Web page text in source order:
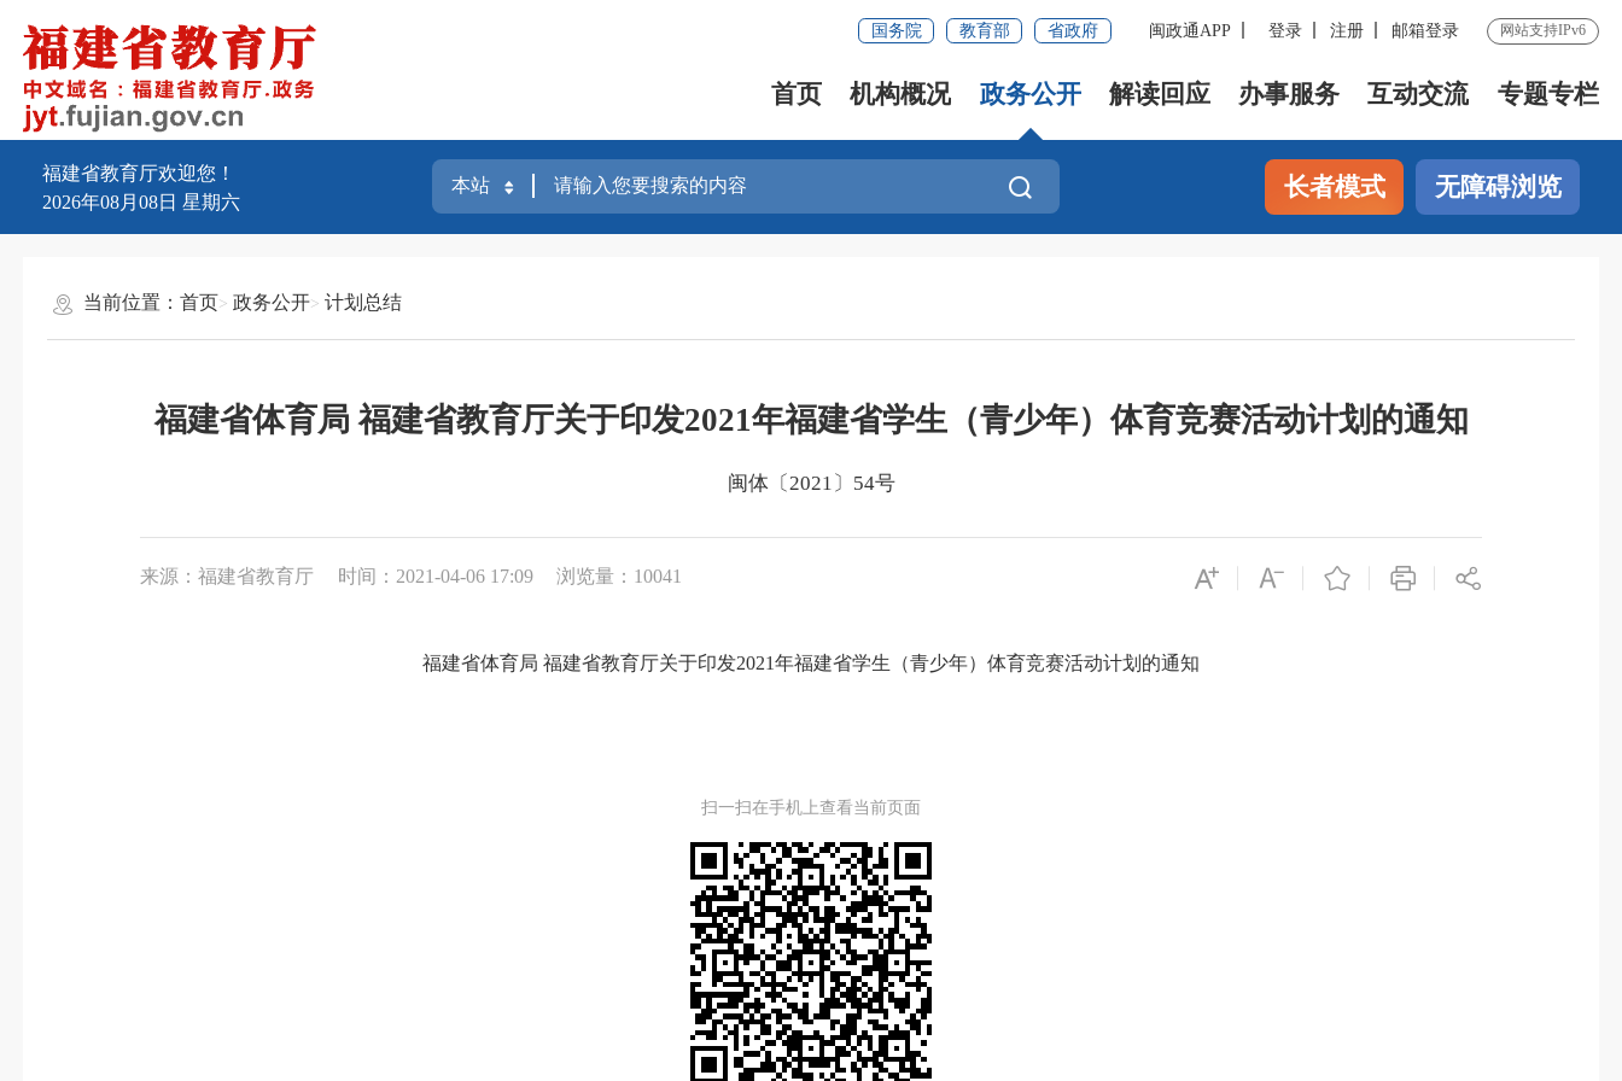
国务院 教育部 省政府 闽政通APP 登录 注册 邮箱登录 网站支持IPv6
首页 机构概况 政务公开 解读回应 办事服务 互动交流 专题专栏
福建省教育厅欢迎您！
2026年08月08日 星期六
长者模式 无障碍浏览
当前位置：首页 政务公开 计划总结
福建省体育局 福建省教育厅关于印发2021年福建省学生（青少年）体育竞赛活动计划的通知
闽体〔2021〕54号
来源：福建省教育厅 时间：2021-04-06 17:09 浏览量：10041
福建省体育局 福建省教育厅关于印发2021年福建省学生（青少年）体育竞赛活动计划的通知
扫一扫在手机上查看当前页面